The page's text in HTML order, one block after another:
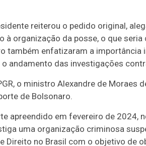
reiterou o pedido original,
à organização da posse, o que
também enfatizaram a
andamento das investigações
o ministro Alexandre de Moraes
de Bolsonaro.
apreendido em fevereiro de 2024,
uma organização criminosa
Direito no Brasil com o objetivo de